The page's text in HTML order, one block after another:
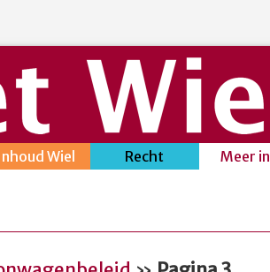
Wiel Recht Meer